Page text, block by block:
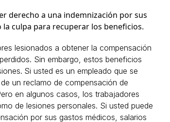
derecho a una indemnización por sus
culpa para recuperar los beneficios.
lesionados a obtener la compensación
Sin embargo, estos beneficios
Si usted es un empleado que se
un reclamo de compensación de
en algunos casos, los trabajadores
de lesiones personales. Si usted puede
por sus gastos médicos, salarios